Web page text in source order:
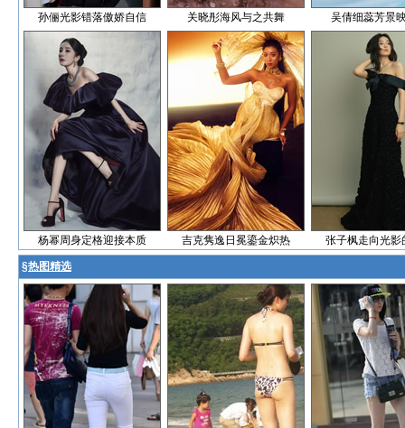
孙俪光影错落傲娇自信 关晓彤海风与之共舞 吴倩细蕊芳景
杨幂周身定格迎接本质 吉克隽逸日冕鎏金炽热 张子枫走向光影
§热图精选